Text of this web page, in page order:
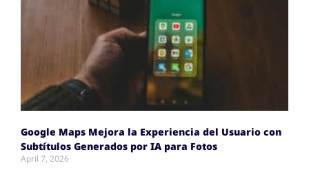
Google Maps Mejora la Experiencia del Usuario con
Subtítulos Generados por IA para Fotos
April 7, 2026